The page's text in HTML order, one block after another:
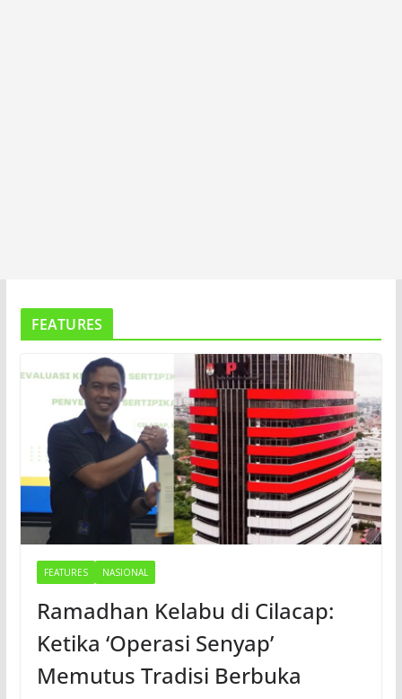
FEATURES
FEATURES NASIONAL
Ramadhan Kelabu di Cilacap:
Ketika ‘Operasi Senyap’
Memutus Tradisi Berbuka